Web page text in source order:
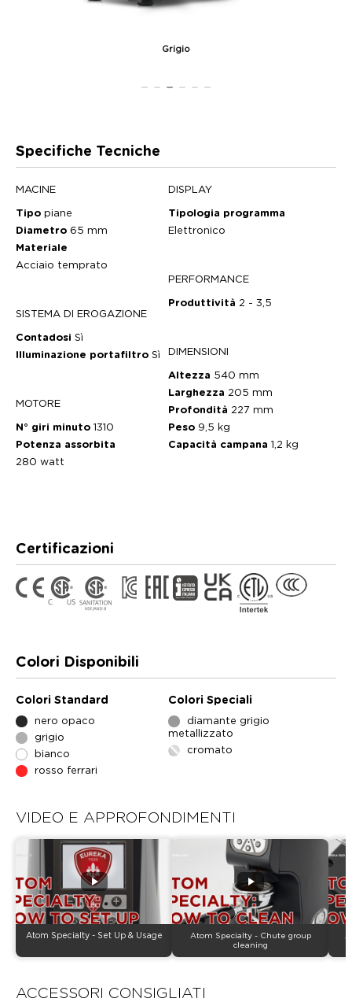
Grigio
Specifiche Tecniche
MACINE
Tipo piane
Diametro 65 mm
Materiale
Acciaio temprato
SISTEMA DI EROGAZIONE
Contadosi Sì
Illuminazione portafiltro Sì
MOTORE
N° giri minuto 1310
Potenza assorbita
280 watt
DISPLAY
Tipologia programma
Elettronico
PERFORMANCE
Produttività 2 - 3,5
DIMENSIONI
Altezza 540 mm
Larghezza 205 mm
Profondità 227 mm
Peso 9,5 kg
Capacità campana 1,2 kg
Certificazioni
Colori Disponibili
Colori Standard
nero opaco
grigio
bianco
rosso ferrari
Colori Speciali
diamante grigio
metallizzato
cromato
VIDEO E APPROFONDIMENTI
Atom Specialty - Set Up & Usage
Atom Specialty - Chute group
cleaning
ACCESSORI CONSIGLIATI